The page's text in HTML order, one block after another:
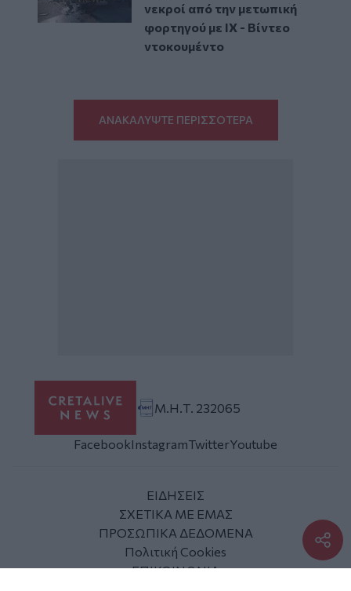
νεκροί από την μετωπική
φορτηγού με ΙΧ - Βίντεο
ντοκουμέντο
ΑΝΑΚΑΛΥΨΤΕ ΠΕΡΙΣΣΟΤΕΡΑ
Μ.Η.Τ. 232065
FacebookInstagramTwitterYoutube
ΕΙΔΗΣΕΙΣ
ΣΧΕΤΙΚΑ ΜΕ ΕΜΑΣ
ΠΡΟΣΩΠΙΚΑ ΔΕΔΟΜΕΝΑ
Πολιτική Cookies
ΕΠΙΚΟΙΝΩΝΙΑ